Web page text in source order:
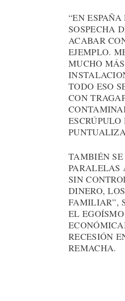
“EN
SOSPECHA
ACABAR
EJEMPLO.
MUCHO
TODO ESO
CON
TAMBIÉN
PARALELAS
SIN
DINERO,
FAMILIAR”,
EL
RECESIÓN
REMACHA.